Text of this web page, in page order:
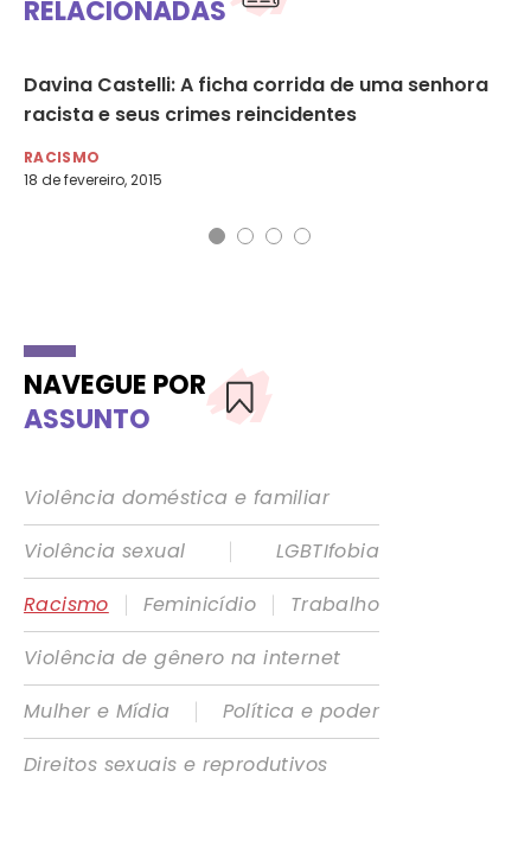
RELACIONADAS
Davina Castelli: A ficha corrida de uma senhora
racista e seus crimes reincidentes
RACISMO
18 de fevereiro, 2015
NAVEGUE POR
ASSUNTO
Violência doméstica e familiar
Violência sexual
|
LGBTIfobia
Racismo
| Feminicídio |
Trabalho
Violência de gênero na internet
Mulher e Mídia
|
Política e poder
Direitos sexuais e reprodutivos